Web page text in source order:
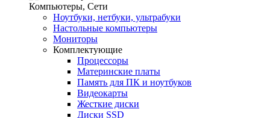
Компьютеры, Сети
Ноутбуки, нетбуки, ультрабуки
Настольные компьютеры
Мониторы
Комплектующие
Процессоры
Материнские платы
Память для ПК и ноутбуков
Видеокарты
Жесткие диски
Диски SSD